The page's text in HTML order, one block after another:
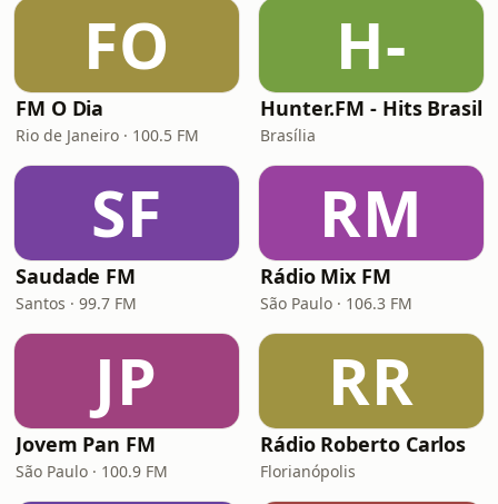
FO
FM O Dia
Rio de Janeiro · 100.5 FM
H-
Hunter.FM - Hits Brasil
Brasília
SF
Saudade FM
Santos · 99.7 FM
RM
Rádio Mix FM
São Paulo · 106.3 FM
JP
Jovem Pan FM
São Paulo · 100.9 FM
RR
Rádio Roberto Carlos
Florianópolis